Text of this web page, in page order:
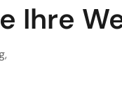
Ihre